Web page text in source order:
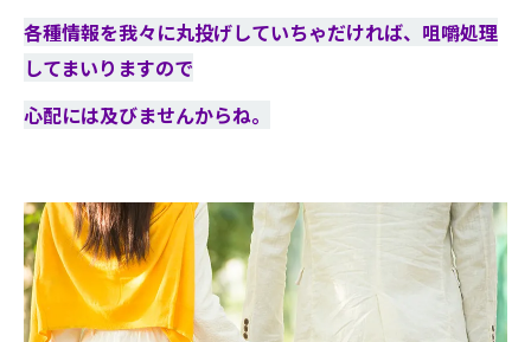
各種情報を我々に丸投げしていちゃだければ、咀嚼処理
してまいりますので
心配には及びませんからね。